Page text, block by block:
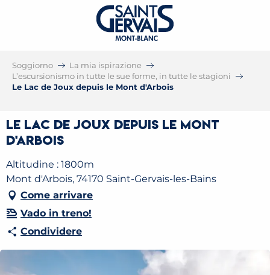
Soggiorno
La mia ispirazione
L’escursionismo in tutte le sue forme, in tutte le stagioni
Le Lac de Joux depuis le Mont d'Arbois
Le Lac de Joux depuis le Mont
d'Arbois
Altitudine : 1800m
Mont d'Arbois, 74170 Saint-Gervais-les-Bains
Come arrivare
Vado in treno!
Condividere